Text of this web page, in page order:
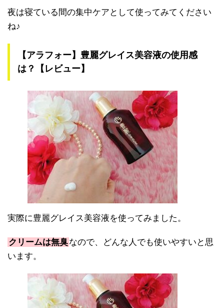
夜は寝ている間の集中ケアとして使ってみてください
ね♪
【アラフォー】豊麗グレイス美容液の使用感
は？【レビュー】
実際に豊麗グレイス美容液を使ってみました。
クリームは無臭なので、どんな人でも使いやすいと思
います。